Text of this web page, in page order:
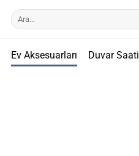
Ara:
Ev Aksesuarları Duvar Saati